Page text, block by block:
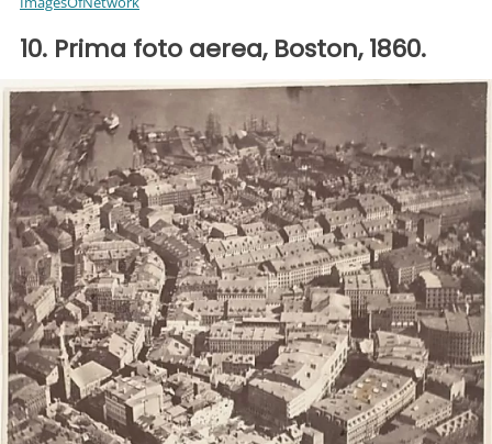
10. Prima foto aerea, Boston, 1860.